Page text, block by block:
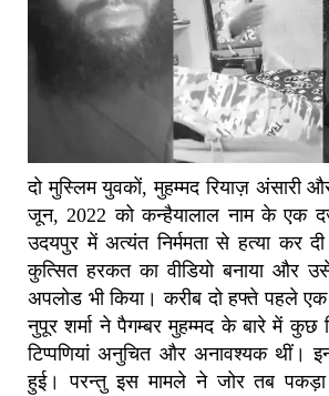
दो मुस्लिम युवकों, मुहम्मद रियाज़ अंसारी
जून, 2022 को कन्हैयालाल नाम के एक
उदयपुर में अत्यंत निर्ममता से हत्या कर
कुत्सित हरकत का वीडियो बनाया और
अपलोड भी किया। करीब दो हफ्ते पहले एक
नुपूर शर्मा ने पैगम्बर मुहम्मद के बारे में कुछ
टिप्पणियां अनुचित और अनावश्यक थीं। इन
हुई। परन्तु इस मामले ने जोर तब